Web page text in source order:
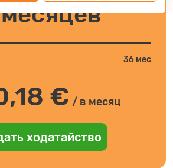
36 мес
€ / в месяц
ходатайство